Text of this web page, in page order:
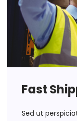
Fast
Sed ut